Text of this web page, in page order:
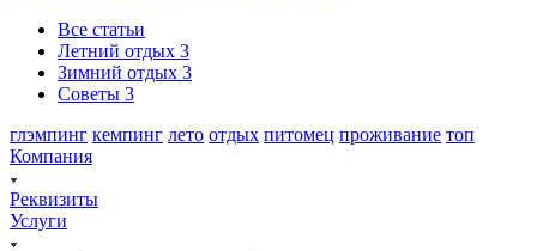
Все статьи
Летний отдых 3
Зимний отдых 3
Советы 3
глэмпинг кемпинг лето отдых питомец проживание топ
Компания
Реквизиты
Услуги